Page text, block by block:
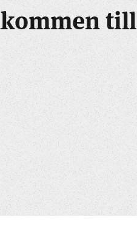
till